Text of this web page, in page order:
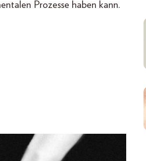
Prozesse haben kann.